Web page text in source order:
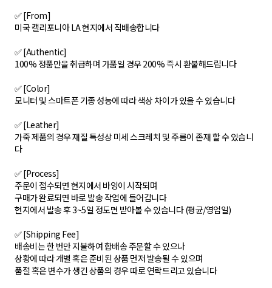
✅ [From]
미국 캘리포니아 LA 현지에서 직배송합니다
✅ [Authentic]
100% 정품만을 취급하며 가품일 경우 200% 즉시 환불해드립니다
✅ [Color]
모니터 및 스마트폰 기종 성능에 따라 색상 차이가 있을 수 있습니다
✅ [Leather]
가죽 제품의 경우 재질 특성상 미세 스크레치 및 주름이 존재 할 수 있습니
다
✅ [Process]
주문이 접수되면 현지에서 바잉이 시작되며
구매가 완료되면 바로 발송 작업에 들어갑니다
현지에서 발송 후 3~5일 정도면 받아볼 수 있습니다 (평균/영업일)
✅ [Shipping Fee]
배송비는 한 번만 지불하여 합배송 주문할 수 있으나
상황에 따라 개별 혹은 준비된 상품 먼저 발송될 수 있으며
품절 혹은 변수가 생긴 상품의 경우 따로 연락드리고 있습니다